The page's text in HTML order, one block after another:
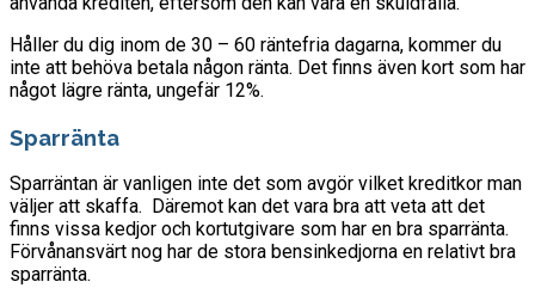
Håller du dig inom de 30 – 60 räntefria dagarna, kommer du
inte att behöva betala någon ränta. Det finns även kort som har
något lägre ränta, ungefär 12%.
Sparränta
Sparräntan är vanligen inte det som avgör vilket kreditkor man
väljer att skaffa. Däremot kan det vara bra att veta att det
finns vissa kedjor och kortutgivare som har en bra sparränta.
Förvånansvärt nog har de stora bensinkedjorna en relativt bra
sparränta.